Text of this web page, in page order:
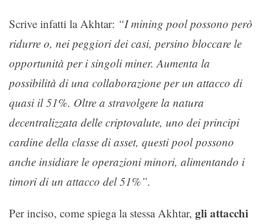
Scrive infatti la Akhtar: “I mining pool possono però
ridurre o, nei peggiori dei casi, persino bloccare le
opportunità per i singoli miner. Aumenta la
possibilità di una collaborazione per un attacco di
quasi il 51%. Oltre a stravolgere la natura
decentralizzata delle criptovalute, uno dei principi
cardine della classe di asset, questi pool possono
anche insidiare le operazioni minori, alimentando i
timori di un attacco del 51%”.
Per inciso, come spiega la stessa Akhtar, gli attacchi